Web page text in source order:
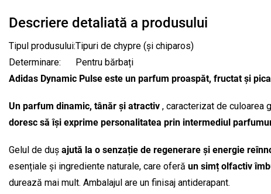
Descriere detaliată a produsului
Tipul produsului:Tipuri de chypre (și chiparos)
Determinare:
Pentru bărbați
Adidas Dynamic Pulse este un parfum proaspăt, fructat și
Un parfum dinamic, tânăr și atractiv , caracterizat de culoarea
doresc să își exprime personalitatea prin intermediul
Gelul de duș ajută la o senzație de regenerare și energie
esențiale și ingrediente naturale, care oferă un simț olfactiv
durează mai mult. Ambalajul are un finisaj antiderapant.